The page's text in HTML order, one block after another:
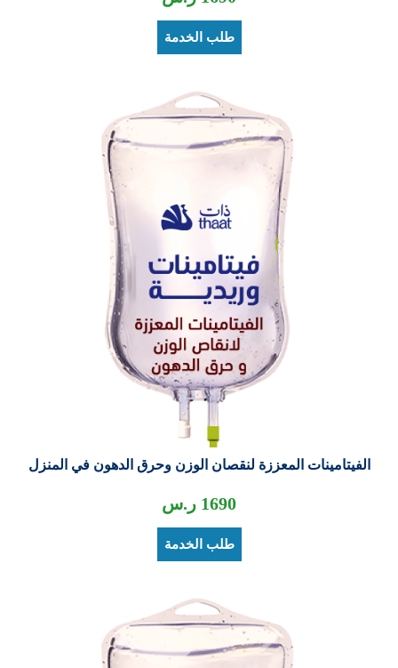
طلب الخدمة
الفيتامينات المعززة لنقصان الوزن وحرق الدهون في المنزل
1690 ر.س
طلب الخدمة